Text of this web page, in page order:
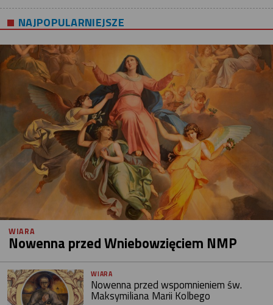
NAJPOPULARNIEJSZE
WIARA
Nowenna przed Wniebowzięciem NMP
WIARA
Nowenna przed wspomnieniem św.
Maksymiliana Marii Kolbego